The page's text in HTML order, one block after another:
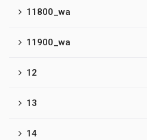
11800_wa
11900_wa
12
13
14